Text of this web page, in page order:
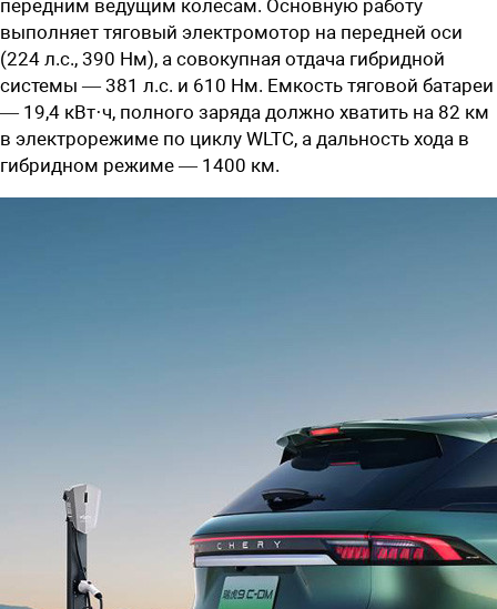
передним ведущим колесам. Основную работу
выполняет тяговый электромотор на передней оси
(224 л.с., 390 Нм), а совокупная отдача гибридной
системы — 381 л.с. и 610 Нм. Емкость тяговой батареи
— 19,4 кВт·ч, полного заряда должно хватить на 82 км
в электрорежиме по циклу WLTC, а дальность хода в
гибридном режиме — 1400 км.